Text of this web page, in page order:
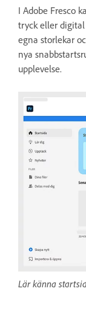
I Adobe Fresco
tryck eller digital
egna storlekar
nya
upplevelse.
Lär känna